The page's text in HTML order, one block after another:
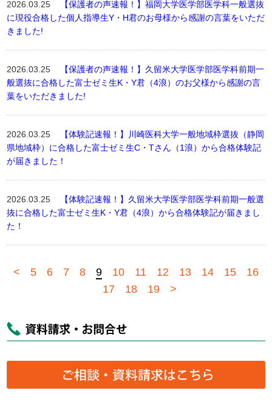
2026.03.25
【保護者の声速報！】福岡大学医学部医学科一般選抜
に現役合格した個人指導生Y・H君のお母様から感謝の言葉をいただ
きました!
2026.03.25
【保護者の声速報！】久留米大学医学部医学科前期一
般選抜に合格した富士ゼミ生K・Y君（4浪）のお父様から感謝の言
葉をいただきました!
2026.03.25
【体験記速報！】川崎医科大学一般地域枠選抜（静岡
県地域枠）に合格した富士ゼミ生C・Tさん（1浪）から合格体験記
が届きました！
2026.03.25
【体験記速報！】久留米大学医学部医学科前期一般選
抜に合格した富士ゼミ生K・Y君（4浪）から合格体験記が届きまし
た！
< 5 6 7 8 9 10 11 12 13 14 15
16
17
18 19 >